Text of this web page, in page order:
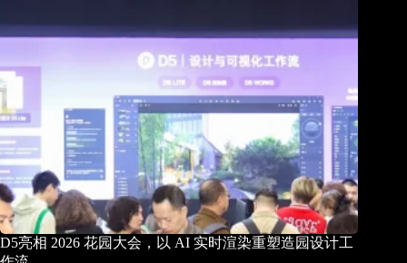
D5亮相 2026 花园大会，以 AI 实时渲染重塑造园设计工